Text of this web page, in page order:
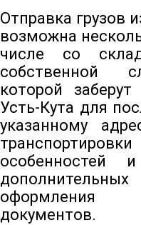
Отправка грузов
возможна
числе со
собственной
которой
Усть-Кута для
указанному
особенностей
дополнительных
оформления
документов.